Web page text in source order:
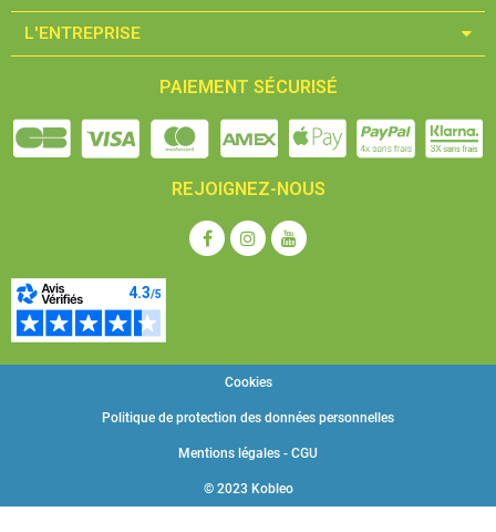
L'ENTREPRISE​
PAIEMENT SÉCURISÉ
REJOIGNEZ-NOUS
© 2023 Kobleo
Mentions légales - CGU
Politique de protection des données personnelles
Cookies